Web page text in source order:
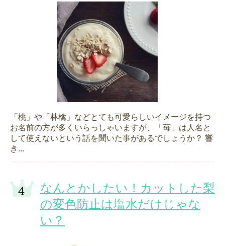
「桃」や「林檎」などとても可愛らしいイメージを持つ
お名前の方が多くいらっしゃいますが、「苺」は人名と
して使えないという話を聞いた事があるでしょうか？ 響
き...
なんとかしたい！カットした梨
の変色防止は塩水だけじゃな
い？